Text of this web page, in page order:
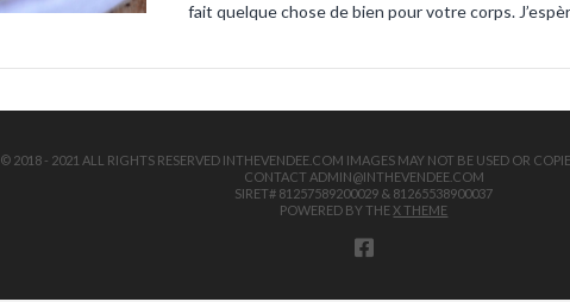
fait quelque chose de bien pour votre corps.
© 2018 - 2021 ALL RIGHTS RESERVED INTHEVENDEE.COM IMAGES MAY NOT BE USED OR
CONTACT ADMIN@INTHEVENDEE.COM
SIRET# 81257589200029 & 81265538900037
POWERED BY THEX THEME